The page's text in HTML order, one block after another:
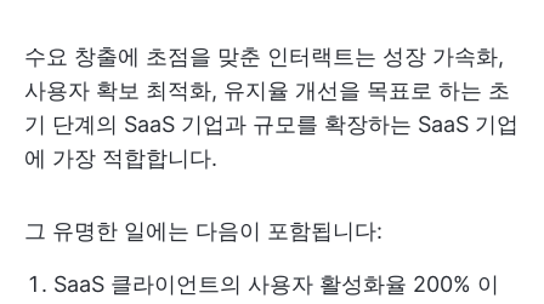
수요 창출에 초점을 맞춘 인터랙트는 성장 가속화,
사용자 확보 최적화, 유지율 개선을 목표로 하는 초
기 단계의 SaaS 기업과 규모를 확장하는 SaaS 기업
에 가장 적합합니다.
그 유명한 일에는 다음이 포함됩니다:
SaaS 클라이언트의 사용자 활성화율 200% 이